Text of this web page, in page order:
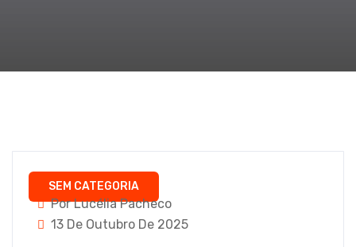
SEM CATEGORIA
Por Lucélia Pacheco
13 De Outubro De 2025